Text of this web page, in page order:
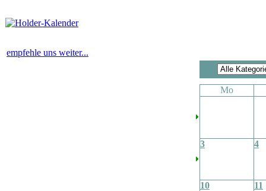
empfehle uns weiter...
Mo
3 4
10 11